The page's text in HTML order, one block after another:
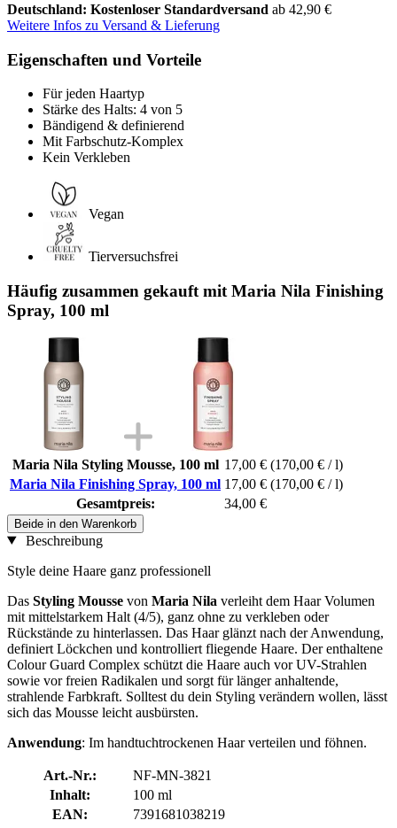
Deutschland: Kostenloser Standardversand ab 42,90 €
Weitere Infos zu Versand & Lieferung
Eigenschaften und Vorteile
Für jeden Haartyp
Stärke des Halts: 4 von 5
Bändigend & definierend
Mit Farbschutz-Komplex
Kein Verkleben
Vegan
Tierversuchsfrei
Häufig zusammen gekauft mit Maria Nila Finishing
Spray, 100 ml
Maria Nila Styling Mousse, 100 ml 17,00 € (170,00 € / l)
Maria Nila Finishing Spray, 100 ml 17,00 € (170,00 € / l)
Gesamtpreis:
34,00 €
Beide in den Warenkorb
Beschreibung
Style deine Haare ganz professionell
Das Styling Mousse von Maria Nila verleiht dem Haar Volumen
mit mittelstarkem Halt (4/5), ganz ohne zu verkleben oder
Rückstände zu hinterlassen. Das Haar glänzt nach der Anwendung,
definiert Löckchen und kontrolliert fliegende Haare. Der enthaltene
Colour Guard Complex schützt die Haare auch vor UV-Strahlen
sowie vor freien Radikalen und sorgt für länger anhaltende,
strahlende Farbkraft. Solltest du dein Styling verändern wollen, lässt
sich das Mousse leicht ausbürsten.
Anwendung: Im handtuchtrockenen Haar verteilen und föhnen.
Art.-Nr.:
NF-MN-3821
Inhalt:
100 ml
EAN:
7391681038219